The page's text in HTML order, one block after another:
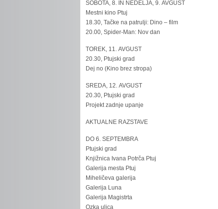
SOBOTA, 8. IN NEDELJA, 9. AVGUST
Mestni kino Ptuj
18.30, Tačke na patrulji: Dino – film
20.00, Spider-Man: Nov dan
TOREK, 11. AVGUST
20.30, Ptujski grad
Dej no (Kino brez stropa)
SREDA, 12. AVGUST
20.30, Ptujski grad
Projekt zadnje upanje
AKTUALNE RAZSTAVE
DO 6. SEPTEMBRA
Ptujski grad
Knjižnica Ivana Potrča Ptuj
Galerija mesta Ptuj
Miheličeva galerija
Galerija Luna
Galerija Magistrta
Ozka ulica